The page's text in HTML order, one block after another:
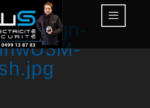
design-